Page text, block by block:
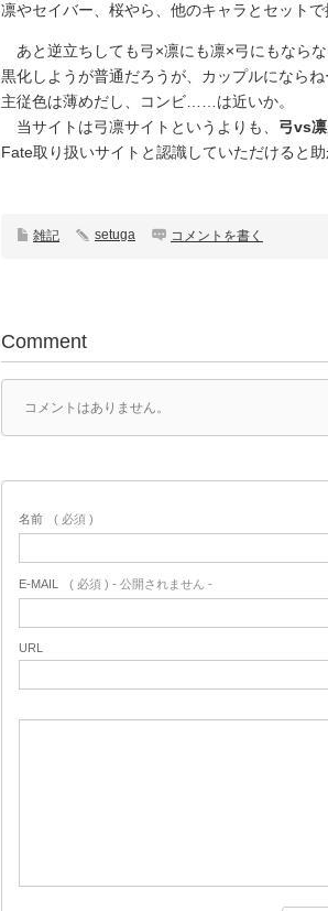
凛やセイバー、桜やら、他のキャラとセット
あと逆立ちしても弓×凛にも凛×弓にもならな
黒化しようが普通だろうが、カップルになら
主従色は薄めだし、コンビ……は近いか。
当サイトは弓凛サイトというよりも、 弓vs凛
Fate取り扱いサイトと認識していただけると助
雑記 setuga コメントを書く
Comment
コメントはありません。
名前 ( 必須 )
E-MAIL ( 必須 ) - 公開されません -
URL